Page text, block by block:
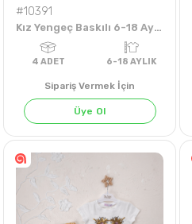
#10391
Kız Yengeç Baskılı 6-18 Aylık Badi
Sipariş Vermek İçin
Üye Ol